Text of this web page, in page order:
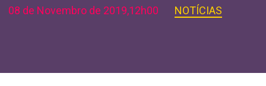
08 de Novembro de 2019,12h00 NOTÍCIAS